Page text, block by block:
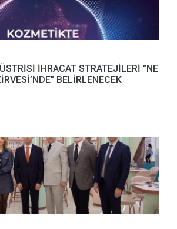
İHRACAT STRATEJİLERİ "NE
BELİRLENECEK